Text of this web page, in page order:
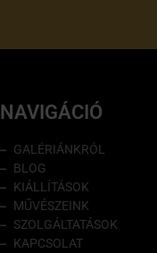
NAVIGÁCIÓ
GALÉRIÁNKRÓL
BLOG
KIÁLLÍTÁSOK
MŰVÉSZEINK
SZOLGÁLTATÁSOK
KAPCSOLAT